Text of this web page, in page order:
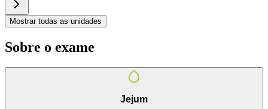
Mostrar todas as unidades
Sobre o exame
Jejum